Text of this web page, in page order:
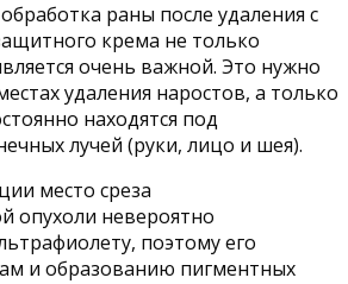
раны после удаления с
крема не только
очень важной. Это нужно
удаления наростов, а только
находятся под
лучей (руки, лицо и шея).
место среза
опухоли невероятно
поэтому его
и образованию пигментных